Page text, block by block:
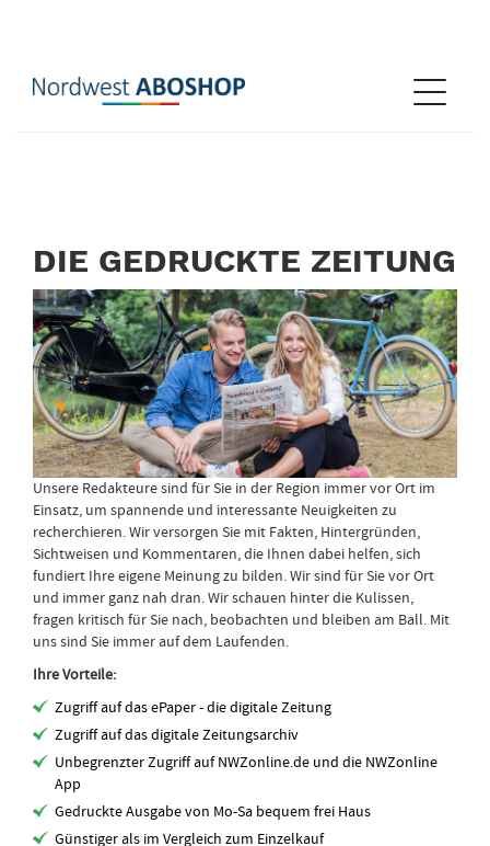
Navigation
DIE
GEDRUCKTE
ZEITUNG
DIE GEDRUCKTE ZEITUNG
Unsere Redakteure sind für Sie in der Region immer vor Ort im
Einsatz, um spannende und interessante Neuigkeiten zu
recherchieren. Wir versorgen Sie mit Fakten, Hintergründen,
Sichtweisen und Kommentaren, die Ihnen dabei helfen, sich
fundiert Ihre eigene Meinung zu bilden. Wir sind für Sie vor Ort
und immer ganz nah dran. Wir schauen hinter die Kulissen,
fragen kritisch für Sie nach, beobachten und bleiben am Ball. Mit
uns sind Sie immer auf dem Laufenden.
Ihre Vorteile:
Zugriff auf das ePaper - die digitale Zeitung
Zugriff auf das digitale Zeitungsarchiv
Unbegrenzter Zugriff auf NWZonline.de und die NWZonline
App
Gedruckte Ausgabe von Mo-Sa bequem frei Haus
Günstiger als im Vergleich zum Einzelkauf